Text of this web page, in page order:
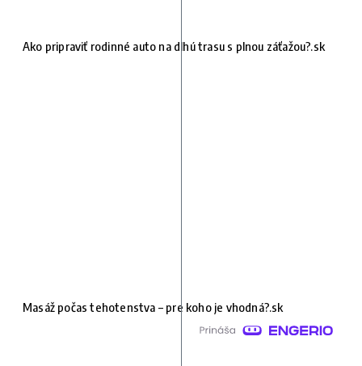
Ako pripraviť rodinné auto na dlhú trasu s plnou záťažou?.sk
Masáž počas tehotenstva – pre koho je vhodná?.sk